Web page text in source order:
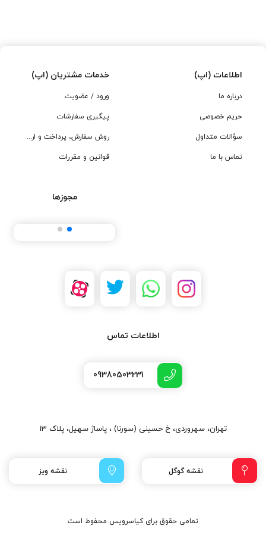
اطلاعات (اپ)
درباره ما
حریم خصوصی
سؤالات متداول
تماس با ما
خدمات مشتریان (اپ)
ورود / عضویت
پیگیری سفارشات
روش سفارش، پرداخت و ارسال
قوانین و مقررات
مجوزها
اطلاعات تماس
09380503231
تهران، سهروردی، خ حسینی (سورنا) ، پاساژ سهیل، پلاک 13
نقشه گوگل نقشه ویز
تمامی حقوق برای کیاسرویس محفوط است